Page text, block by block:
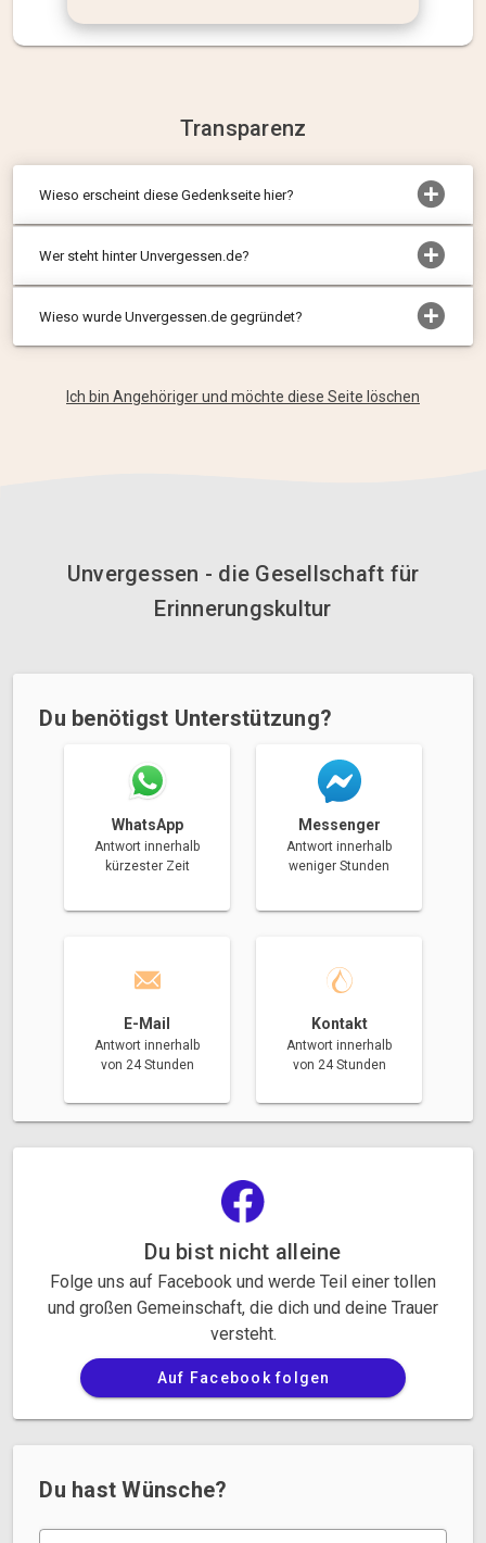
Transparenz
Wieso erscheint diese Gedenkseite hier?
Wer steht hinter Unvergessen.de?
Wieso wurde Unvergessen.de gegründet?
Ich bin Angehöriger und möchte diese Seite löschen
Unvergessen - die Gesellschaft für
Erinnerungskultur
Du benötigst Unterstützung?
WhatsApp
Antwort innerhalb
kürzester Zeit
Messenger
Antwort innerhalb
weniger Stunden
E-Mail
Antwort innerhalb
von 24 Stunden
Kontakt
Antwort innerhalb
von 24 Stunden
Du bist nicht alleine
Folge uns auf Facebook und werde Teil einer tollen
und großen Gemeinschaft, die dich und deine Trauer
versteht.
Auf Facebook folgen
Du hast Wünsche?